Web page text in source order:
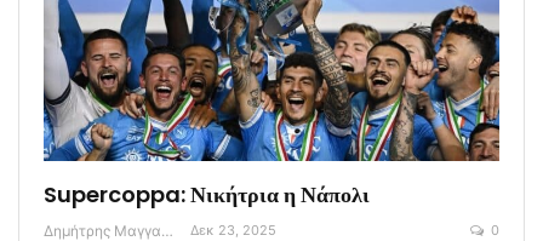
Supercoppa: Νικήτρια η Νάπολι
Δημήτρης Μαγγανάρης Δεκ 23, 2025 0